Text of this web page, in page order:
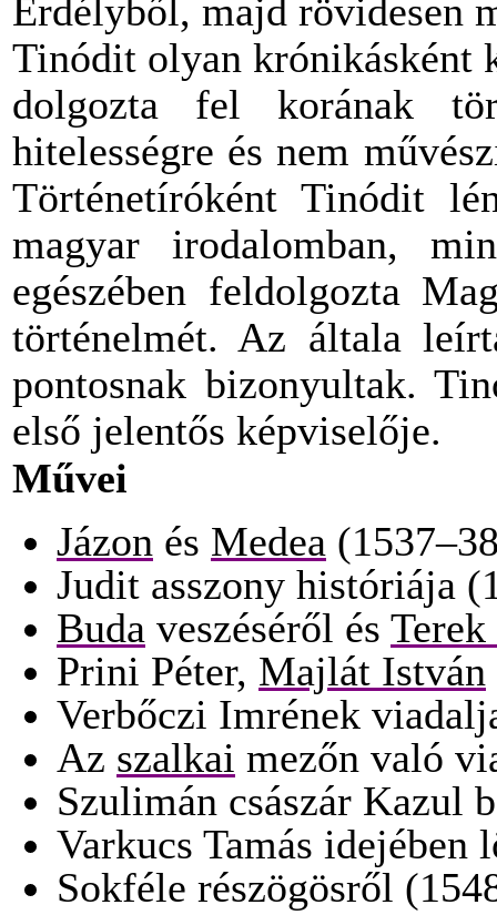
Erdélyből, majd rövidesen
Tinódit olyan krónikásként
dolgozta fel korának
hitelességre és nem
Történetíróként Tinódit
magyar irodalomban,
egészében feldolgozta
történelmét. Az általa
pontosnak bizonyultak.
első jelentős képviselője.
Művei
Jázon és Medea
Judit asszony históriája
Buda veszéséről és
Prini Péter, Majlát István
Verbőczi Imrének
Az szalkai mezőn való
Szulimán császár Kazul
Varkucs Tamás idejében
Sokféle részögösről